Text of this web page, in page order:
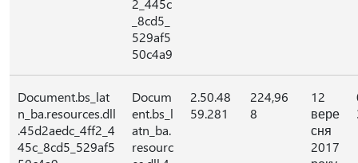
2_445c
_8cd5_
529af5
50c4a9
Document.bs_lat
n_ba.resources.dll
.45d2aedc_4ff2_4
45c_8cd5_529af5
Docum
ent.bs_l
atn_ba.
resourc
2.50.48
59.281
224,96
8
12
вере
сня
2017